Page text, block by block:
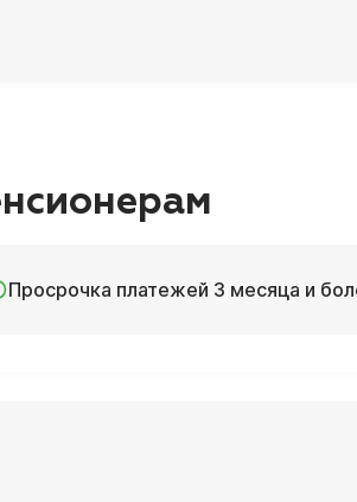
Просрочка платежей 3 месяца и